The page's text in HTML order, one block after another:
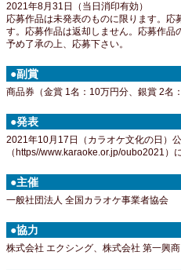
2021年8月31日（当日消印有効）
応募作品は未発表のものに限ります。応
す。応募作品は返却しません。応募作品
予め了承の上、応募下さい。
●副賞
商品券（金賞 1名：10万円分、銀賞 2名
●発表
2021年10月17日（カラオケ文化の日）
（https//www.karaoke.or.jp/oubo2021）
●主催
一般社団法人 全国カラオケ事業者協会
●協力
株式会社 エクシング、株式会社 第一興商